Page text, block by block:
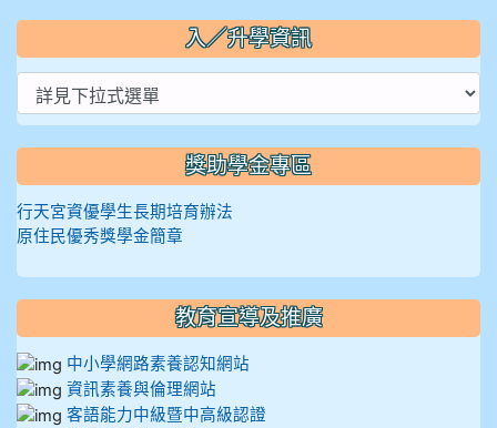
入／升學資訊
獎助學金專區
行天宮資優學生長期培育辦法
原住民優秀獎學金簡章
教育宣導及推廣
中小學網路素養認知網站
資訊素養與倫理網站
客語能力中級暨中高級認證